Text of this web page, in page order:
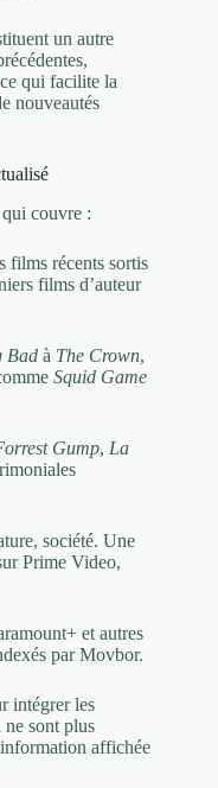
un autre
qui facilite la
nouveautés
couvre :
films récents sortis
films d’auteur
Bad à The Crown,
Squid Game
Gump, La
société. Une
Prime Video,
et autres
par Movbor.
intégrer les
ne sont plus
affichée